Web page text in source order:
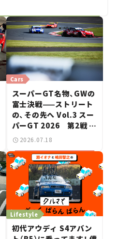
Cars
スーパーGT名物、GWの
富士決戦——ストリート
の、その先へ Vol.3 スー
パーGT 2026 第2戦 富
士スピードウェイ
2026.07.18
Lifestyle
初代アウディ S4アバン